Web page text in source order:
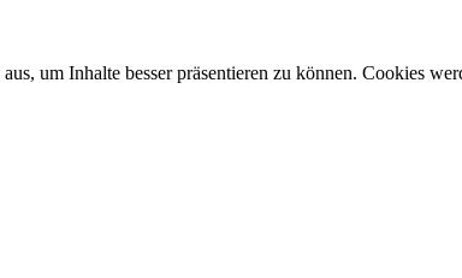
um Inhalte besser präsentieren zu können. Cookies